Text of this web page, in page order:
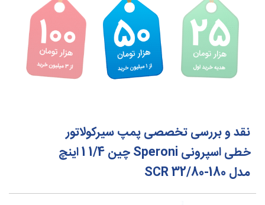
نقد و بررسی تخصصی پمپ سیرکولاتور
خطی اسپرونی Speroni چین 1/4 1 اینچ
مدل SCR 32/80-180